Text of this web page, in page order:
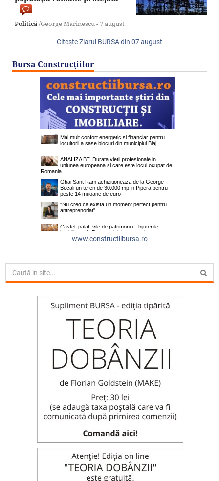
Politică /George Marinescu -7 august
Citeşte Ziarul BURSA din 07 august
Bursa Construcţiilor
www.constructiibursa.ro